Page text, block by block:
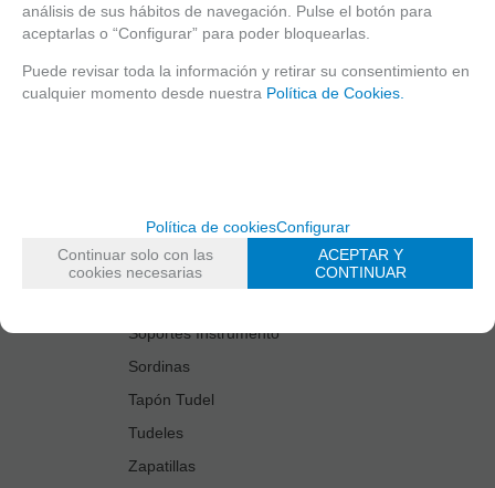
Cortacañas
Deflector Saxo Tenor
Estuches Guardacañas
Limpiadores
Protectores Boquilla
Soportes Instrumento
Sordinas
Tapón Tudel
Tudeles
Zapatillas
análisis de sus hábitos de navegación. Pulse el botón para
aceptarlas o “Configurar” para poder bloquearlas.
Puede revisar toda la información y retirar su consentimiento en
cualquier momento desde nuestra Política de Cookies.
Política de cookiesConfigurar
Continuar solo con las
cookies necesarias
ACEPTAR Y
CONTINUAR